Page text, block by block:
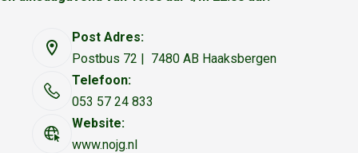
Post Adres:
Postbus 72 | 7480 AB Haaksbergen
Telefoon:
053 57 24 833
Website:
www.nojg.nl